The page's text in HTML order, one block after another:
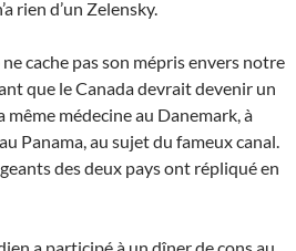
rien d’un Zelensky.
cache pas son mépris envers notre
que le Canada devrait devenir un
même médecine au Danemark, à
Panama, au sujet du fameux canal.
des deux pays ont répliqué en